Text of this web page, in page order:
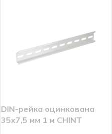
DIN-рейка оцинкована
35х7,5 мм 1 м CHINT